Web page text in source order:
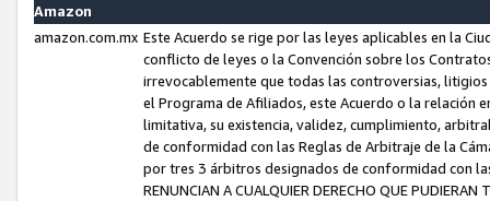
Amazon
amazon.com.mx Este Acuerdo se rige por las leyes aplicables en la
conflicto de leyes o la Convención sobre los
irrevocablemente que todas las controversias,
el Programa de Afiliados, este Acuerdo o la relación
limitativa, su existencia, validez, cumplimiento,
de conformidad con las Reglas de Arbitraje de la
por tres 3 árbitros designados de conformidad con las
RENUNCIAN A CUALQUIER DERECHO QUE